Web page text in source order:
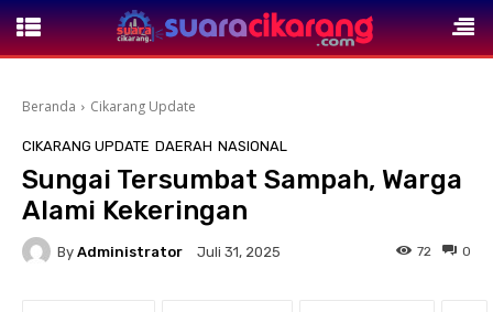
Beranda Cikarang Update
CIKARANG UPDATE DAERAH NASIONAL
Sungai Tersumbat Sampah, Warga
Alami Kekeringan
By Administrator Juli 31, 2025 0
72